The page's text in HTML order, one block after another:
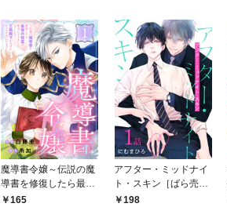
魔導書令嬢～伝説の魔
導書を修復したら最強
の精霊が味方になりま
165
アフター・ミッドナイ
ト・スキン［ばら売
り］ 第1話
198